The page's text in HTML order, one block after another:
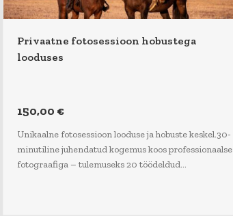
Privaatne fotosessioon hobustega
looduses
150,00 €
Unikaalne fotosessioon looduse ja hobuste keskel.30-
minutiline juhendatud kogemus koos professionaalse
fotograafiga – tulemuseks 20 töödeldud…